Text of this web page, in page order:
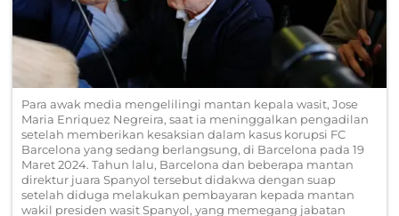
Para awak media mengelilingi mantan kepala wasit, Jose
Maria Enriquez Negreira, saat ia meninggalkan pengadilan
setelah memberikan kesaksian dalam kasus korupsi FC
Barcelona yang sedang berlangsung, di Barcelona pada 19
Maret 2024. Tahun lalu, Barcelona dan beberapa mantan
direktur juara Spanyol tersebut didakwa dengan suap
setelah diduga melakukan pembayaran kepada mantan
wakil presiden wasit Spanyol, yang memegang jabatan